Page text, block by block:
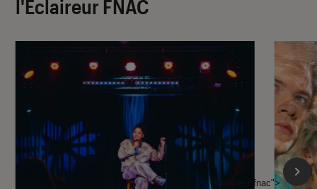
l'Éclaireur FNAC
l'Éclaireur fnac">